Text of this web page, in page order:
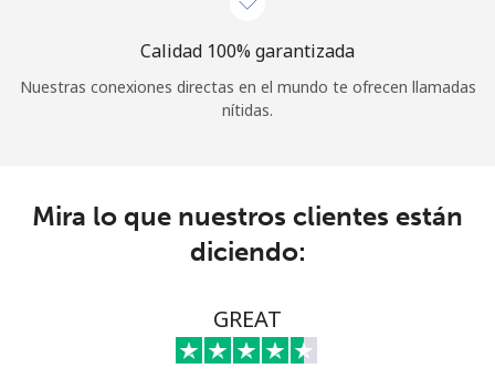
Calidad 100% garantizada
Nuestras conexiones directas en el mundo te ofrecen llamadas
nítidas.
Mira lo que nuestros clientes están
diciendo:
GREAT